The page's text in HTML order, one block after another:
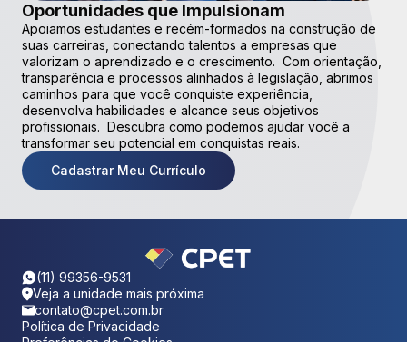
Oportunidades que Impulsionam
Apoiamos estudantes e recém-formados na construção de
suas carreiras, conectando talentos a empresas que
valorizam o aprendizado e o crescimento. Com orientação,
transparência e processos alinhados à legislação, abrimos
caminhos para que você conquiste experiência,
desenvolva habilidades e alcance seus objetivos
profissionais. Descubra como podemos ajudar você a
transformar seu potencial em conquistas reais.
Cadastrar Meu Currículo
(11) 99356-9531
Veja a unidade mais próxima
contato@cpet.com.br
Política de Privacidade